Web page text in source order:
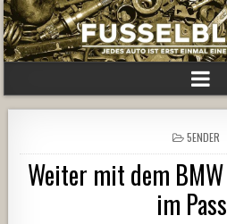
POSTED
IN
5ENDER
Weiter mit dem
im